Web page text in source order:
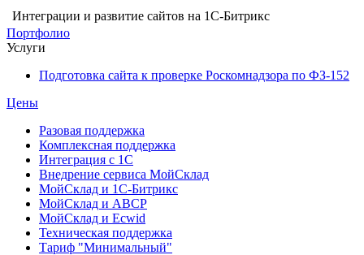
Интеграции и развитие сайтов на 1С-Битрикс
Портфолио
Услуги
Подготовка сайта к проверке Роскомнадзора по ФЗ-152
Цены
Разовая поддержка
Комплексная поддержка
Интеграция с 1С
Внедрение сервиса МойСклад
МойСклад и 1С-Битрикс
МойСклад и ABCP
МойСклад и Ecwid
Техническая поддержка
Тариф "Минимальный"